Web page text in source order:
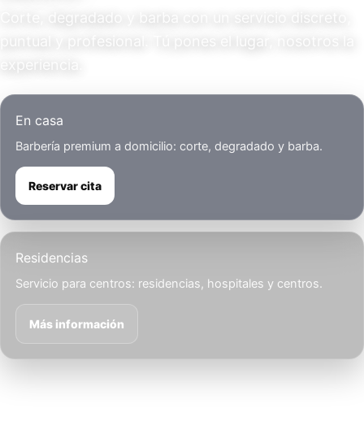
Corte, degradado y barba con un servicio discreto,
puntual y profesional. Tú pones el lugar, nosotros la
En casa
Barbería premium a domicilio: corte, degradado y barba.
Reservar cita
Residencias
Servicio para centros: residencias, hospitales y centros.
Más información